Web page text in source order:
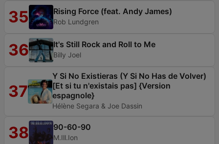
35 Rising Force (feat. Andy James)
Rob Lundgren
36 It's Still Rock and Roll to Me
Billy Joel
37
Y Si No Existieras (Y Si No Has de Volver)
[Et si tu n'existais pas] {Version
espagnole}
Hélène Segara & Joe Dassin
38 90-60-90
M.Ill.Ion